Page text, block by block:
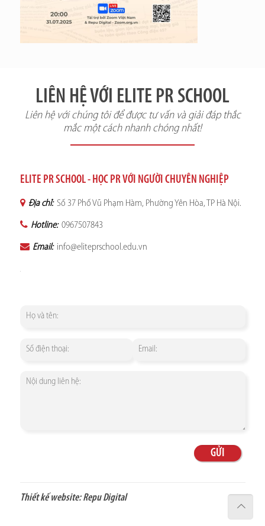
LIÊN HỆ VỚI ELITE PR SCHOOL
Liên hệ với chúng tôi để được tư vấn và giải đáp thắc
mắc một cách nhanh chóng nhất!
ELITE PR SCHOOL - HỌC PR VỚI NGƯỜI CHUYÊN NGHIỆP
Địa chỉ: Số 37 Phố Vũ Phạm Hàm, Phường Yên Hòa, TP Hà Nội.
Hotline: 0967507843
Email: info@eliteprschool.edu.vn
Thiết kế website:Repu Digital